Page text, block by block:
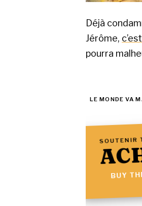
Déjà
Jérôme,
pourra
LE MONDE VA
SOUTENIR
BUY